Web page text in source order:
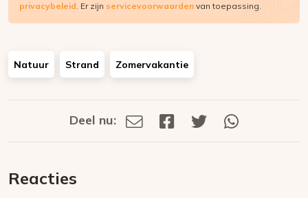
privacybeleid. Er zijn servicevoorwaarden van toepassing.
Natuur Strand Zomervakantie
Deel
Deel nu:
Deel
Deel
Deel
Reacties